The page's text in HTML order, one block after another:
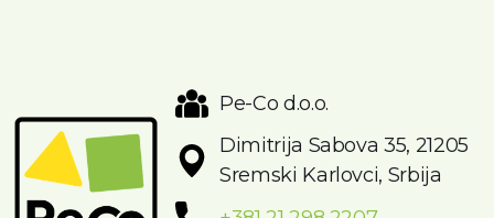
Pe-Co d.o.o.
Dimitrija Sabova 35, 21205
Sremski Karlovci, Srbija